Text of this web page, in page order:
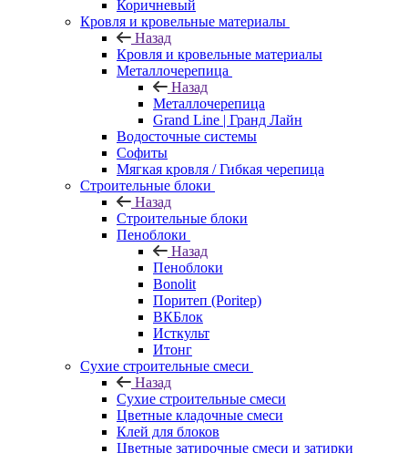
Коричневый
Кровля и кровельные материалы
Назад
Кровля и кровельные материалы
Металлочерепица
Назад
Металлочерепица
Grand Line | Гранд Лайн
Водосточные системы
Софиты
Мягкая кровля / Гибкая черепица
Строительные блоки
Назад
Строительные блоки
Пеноблоки
Назад
Пеноблоки
Bonolit
Поритеп (Poritep)
ВКБлок
Исткульт
Итонг
Сухие строительные смеси
Назад
Сухие строительные смеси
Цветные кладочные смеси
Клей для блоков
Цветные затирочные смеси и затирки